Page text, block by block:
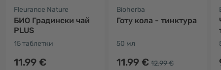
Fleurance Nature
БИО Градински чай
PLUS
15 таблетки
11.99 €
Bioherba
Готу кола - тинктура
50 мл
11.99 € 12.99 €